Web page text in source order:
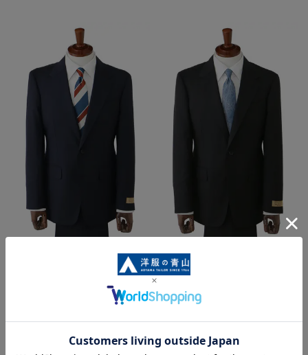
プレミアムスタイリッシュスーツ
【Super150’s】【HANDMADE
MODEL】【HILTON】
プレミアムスタイリッシュスーツ
【Super150’s】【HANDMADE
MODEL】【HILTON】